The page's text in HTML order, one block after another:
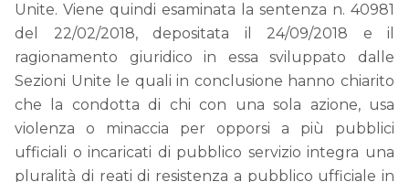
Unite. Viene quindi esaminata la sentenza n. 40981
del 22/02/2018, depositata il 24/09/2018 e il
ragionamento giuridico in essa sviluppato dalle
Sezioni Unite le quali in conclusione hanno chiarito
che la condotta di chi con una sola azione, usa
violenza o minaccia per opporsi a più pubblici
ufficiali o incaricati di pubblico servizio integra una
pluralità di reati di resistenza a pubblico ufficiale in